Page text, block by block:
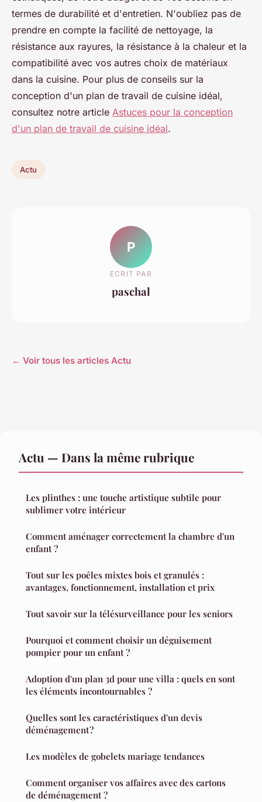
termes de durabilité et d'entretien. N'oubliez pas de
prendre en compte la facilité de nettoyage, la
résistance aux rayures, la résistance à la chaleur et la
compatibilité avec vos autres choix de matériaux
dans la cuisine. Pour plus de conseils sur la
conception d'un plan de travail de cuisine idéal,
consultez notre article Astuces pour la conception
d'un plan de travail de cuisine idéal.
Actu
P
ECRIT PAR
paschal
← Voir tous les articles Actu
Actu — Dans la même rubrique
Les plinthes : une touche artistique subtile pour
sublimer votre intérieur
Comment aménager correctement la chambre d'un
enfant ?
Tout sur les poêles mixtes bois et granulés :
avantages, fonctionnement, installation et prix
Tout savoir sur la télésurveillance pour les seniors
Pourquoi et comment choisir un déguisement
pompier pour un enfant ?
Adoption d'un plan 3d pour une villa : quels en sont
les éléments incontournables ?
Quelles sont les caractéristiques d'un devis
déménagement ?
Les modèles de gobelets mariage tendances
Comment organiser vos affaires avec des cartons
de déménagement ?